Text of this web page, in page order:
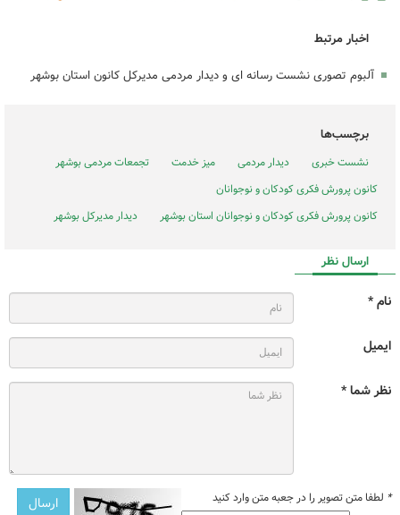
اخبار مرتبط
آلبوم تصوری نشست رسانه ای و دیدار مردمی مدیرکل کانون استان بوشهر
برچسب‌ها
نشست خبری دیدار مردمی میز خدمت
تجمعات مردمی بوشهر
کانون پرورش فکری کودکان و نوجوانان
کانون پرورش فکری کودکان و نوجوانان استان بوشهر
دیدار مدیرکل بوشهر
ارسال نظر
نام *
ایمیل
نظر شما *
* لطفا متن تصویر را در جعبه متن وارد کنید